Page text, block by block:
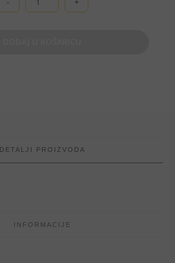
količina
DETALJI PROIZVODA
INFORMACIJE